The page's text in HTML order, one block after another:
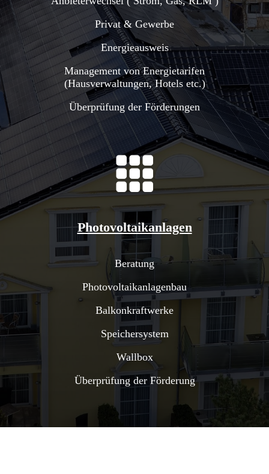
Privat & Gewerbe
Energieausweis
Management von Energietarifen
(Hausverwaltungen, Hotels etc.)
Überprüfung der Förderungen

Photovoltaikanlagen
Beratung
Photovoltaikanlagenbau
Balkonkraftwerke
Speichersystem
Wallbox
Überprüfung der Förderung